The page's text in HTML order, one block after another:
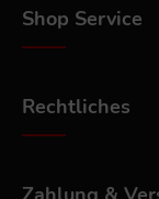
Shop Service
Rechtliches